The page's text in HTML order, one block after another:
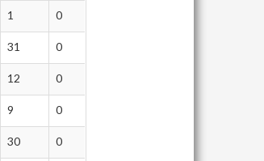
1 0
31 0
12 0
9 0
30 0